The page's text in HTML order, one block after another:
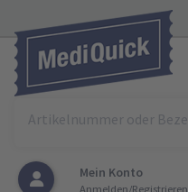
Mein Konto
Anmelden/Registrieren